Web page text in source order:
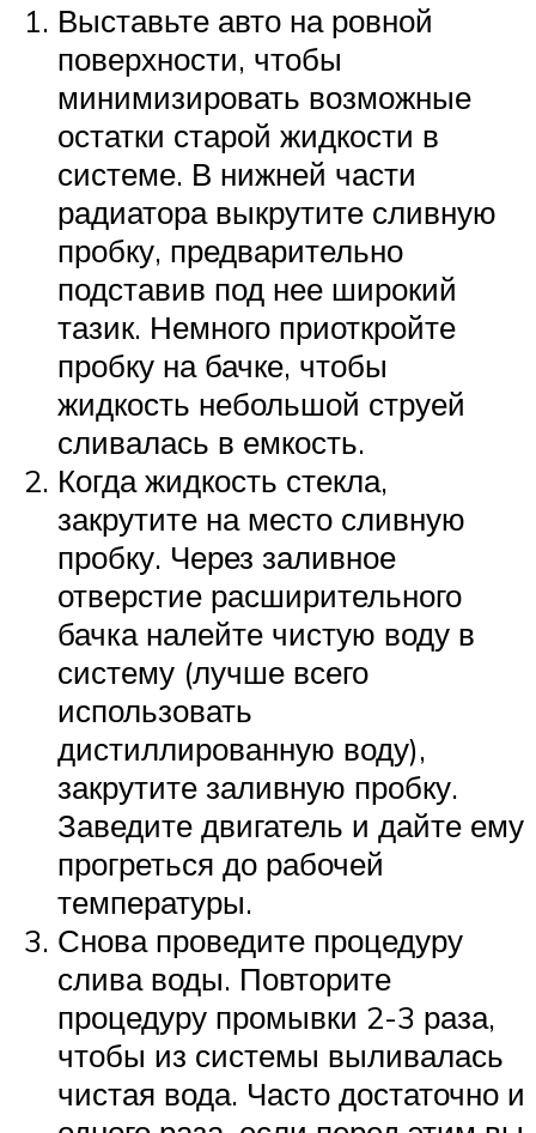
Выставьте авто на ровной
поверхности, чтобы
минимизировать возможные
остатки старой жидкости в
системе. В нижней части
радиатора выкрутите сливную
пробку, предварительно
подставив под нее широкий
тазик. Немного приоткройте
пробку на бачке, чтобы
жидкость небольшой струей
сливалась в емкость.
Когда жидкость стекла,
закрутите на место сливную
пробку. Через заливное
отверстие расширительного
бачка налейте чистую воду в
систему (лучше всего
использовать
дистиллированную воду),
закрутите заливную пробку.
Заведите двигатель и дайте ему
прогреться до рабочей
температуры.
Снова проведите процедуру
слива воды. Повторите
процедуру промывки 2-3 раза,
чтобы из системы выливалась
чистая вода. Часто достаточно и